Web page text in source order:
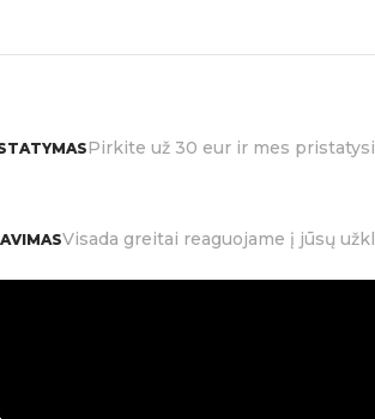
Pirkite už 30 eur ir mes
Visada greitai reaguojame į jūsų